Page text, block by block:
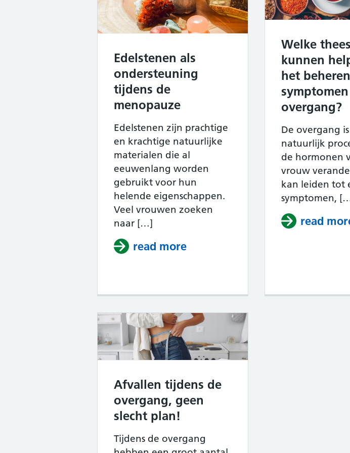
Edelstenen als
ondersteuning
tijdens de
menopauze
Edelstenen zijn prachtige
en krachtige natuurlijke
materialen die al
eeuwenlang worden
gebruikt voor hun
helende eigenschappen.
Veel vrouwen zoeken
naar […]
read more about Edelstenen als
Welke
kunnen
het
overgang?
De overgang
natuurlijk
de hormonen
vrouw
kan leiden tot
symptomen,
read
Afvallen tijdens de
overgang, geen
slecht plan!
Tijdens de overgang